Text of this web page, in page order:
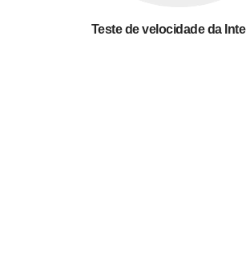
Teste de velocidade da